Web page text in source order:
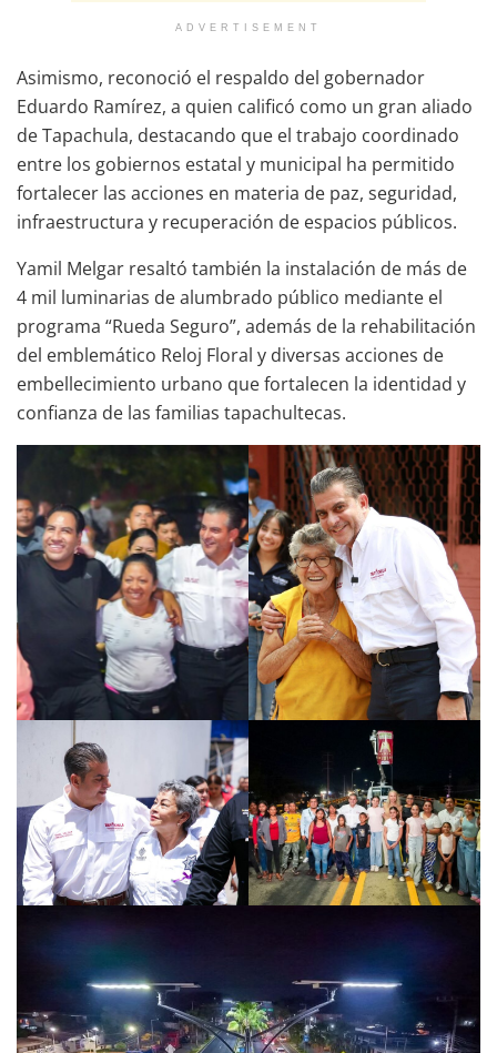
ADVERTISEMENT
Asimismo, reconoció el respaldo del gobernador
Eduardo Ramírez, a quien calificó como un gran aliado
de Tapachula, destacando que el trabajo coordinado
entre los gobiernos estatal y municipal ha permitido
fortalecer las acciones en materia de paz, seguridad,
infraestructura y recuperación de espacios públicos.
Yamil Melgar resaltó también la instalación de más de
4 mil luminarias de alumbrado público mediante el
programa “Rueda Seguro”, además de la rehabilitación
del emblemático Reloj Floral y diversas acciones de
embellecimiento urbano que fortalecen la identidad y
confianza de las familias tapachultecas.